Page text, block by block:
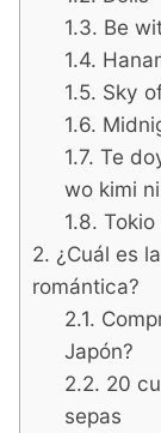
Be
Sky
Te
wo kimi
¿Cuál es
romántica?
Japón?
20
sepas